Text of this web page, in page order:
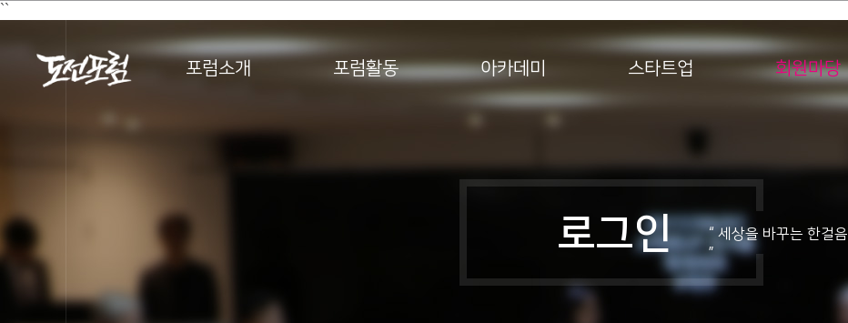
``
포럼소개 포럼활동 아카데미 스타트업 회원마당
포럼소개
아카데미
가입안내
회원사
문의하기
로그인 “ 세상을 바꾸는 한걸음,
”